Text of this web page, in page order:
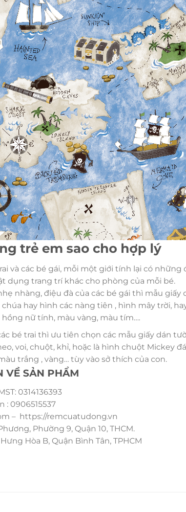
trẻ em sao cho hợp lý
và các bé gái, mỗi một giới tính lại có
dụng trang trí khác cho phòng của mỗi bé.
nhàng, điệu đà của các bé gái thì mẫu
hay hình các nàng tiên , hình mây trời,
nữ tính, màu vàng, màu tím….
bé trai thì ưu tiên chọn các mẫu giấy dán
voi, chuột, khỉ, hoặc là hình chuột Mickey
trắng , vàng… tùy vào sở thích của con.
VỀ SẢN PHẨM
0314136393
: 0906515537
– https://remcuatudong.vn
Phường 9, Quận 10, THCM.
Hòa B, Quận Bình Tân, TPHCM